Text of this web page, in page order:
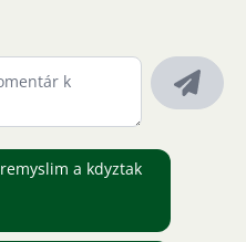
a kdyztak